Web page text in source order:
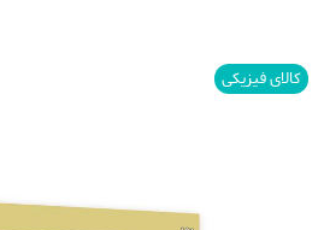
کالای فیزیکی